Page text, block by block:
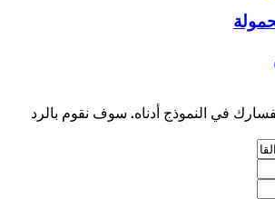
في النموذج أدناه. سوف نقوم بالرد